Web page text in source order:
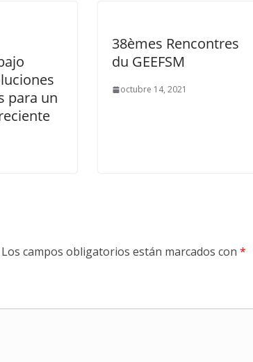
para un
38èmes Rencontres
du GEEFSM
octubre 14, 2021
Los campos obligatorios están marcados con *